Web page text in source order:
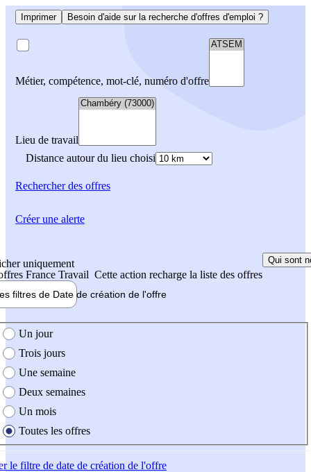
Imprimer Besoin d'aide sur la recherche d'offres d'emploi ?
Métier, compétence, mot-clé, numéro d'offre
Lieu de travail
Distance autour du lieu choisi
Rechercherdes offres
uniquement
France Travail Cette action recharge la liste des offres
Qui sont
filtres de Date de création de l'offre
création de l'offre
Un jour
Trois jours
Une semaine
Deux semaines
Un mois
Toutes les offres
le filtre de date de création de l'offre
Créer une alerte